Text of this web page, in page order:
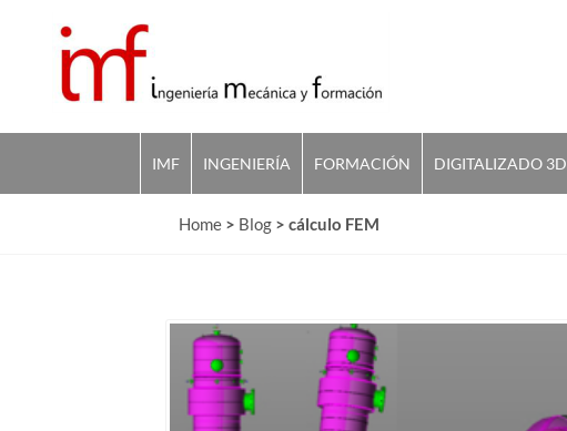
IMF INGENIERÍA FORMACIÓN DIGITALIZADO 3D
Home > Blog >cálculo FEM